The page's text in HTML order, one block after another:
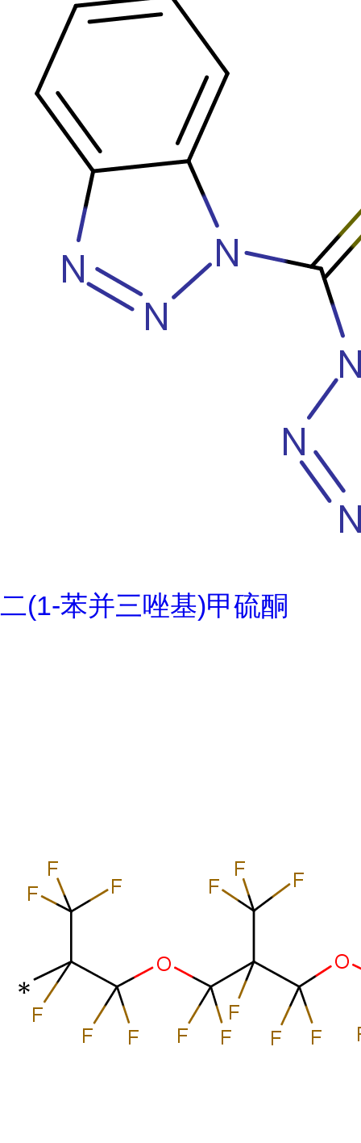
二(1-苯并三唑基)甲硫酮